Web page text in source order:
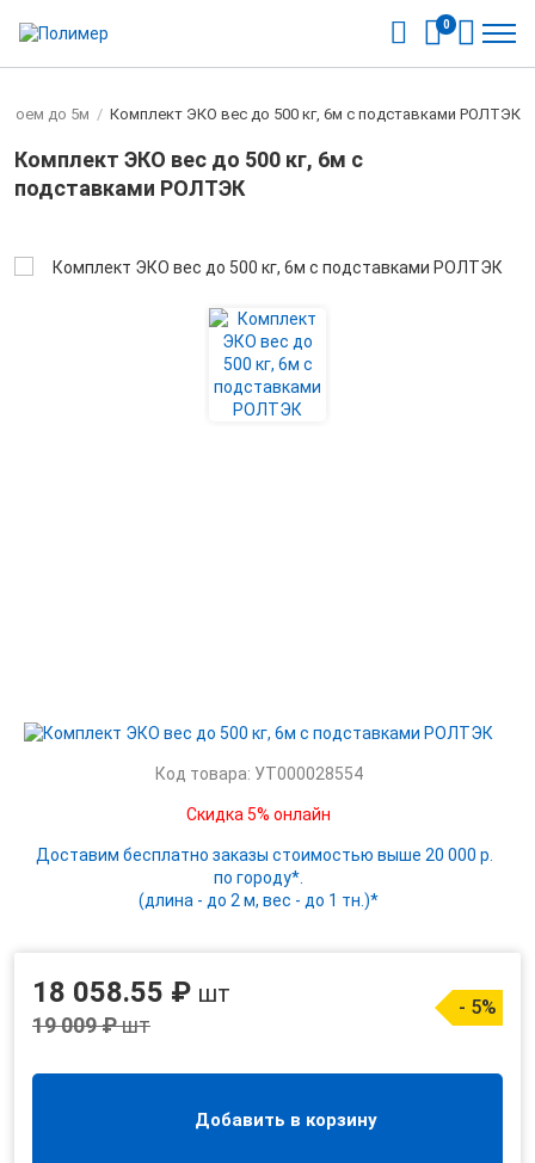
0
до 5м / Комплект ЭКО вес до 500 кг, 6м с подставками РОЛТЭК
Комплект ЭКО вес до 500 кг, 6м с
подставками РОЛТЭК
Код товара: УТ000028554
Скидка 5% онлайн
Доставим бесплатно заказы стоимостью выше 20 000 р.
по городу*.
(длина - до 2 м, вес - до 1 тн.)*
18 058.55 ₽ шт
19 009 ₽шт
- 5%
Добавить в корзину